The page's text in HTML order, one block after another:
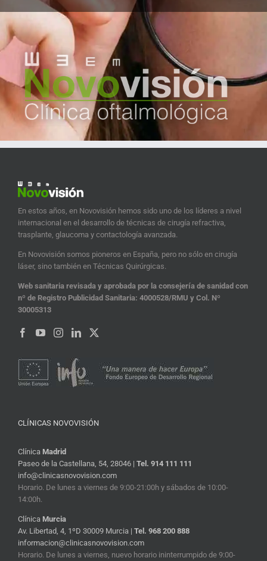
En estos años, en Novovisión hemos sido uno de los líderes a nivel
internacional en el desarrollo de técnicas de cirugía refractiva,
trasplante, glaucoma y contactología avanzada.
En Novovisión somos pioneros en España, pero no sólo en cirugía
láser, sino también en Técnicas Quirúrgicas.
Web sanitaria revisada y aprobada por la consejería de sanidad con
nº de Registro Publicidad Sanitaria: 4000528/RMU y Col. Nº
30005313
CLÍNICAS NOVOVISIÓN
Clínica Madrid
Paseo de la Castellana, 54, 28046 | Tel. 914 111 111
info@clinicasnovovision.com
Horario. De lunes a viernes de 9:00-21:00h y sábados de 10:00-
14:00h.
Clínica Murcia
Av. Libertad, 4, 1ºD 30009 Murcia | Tel. 968 200 888
informacion@clinicasnovovision.com
Horario. De lunes a viernes, nuevo horario ininterrumpido de 9:00-